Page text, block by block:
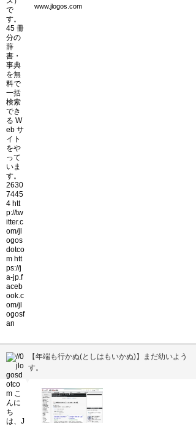
www.jlogos.com
【年端も行かぬ(としはもいかぬ)】まだ幼いよう
す。